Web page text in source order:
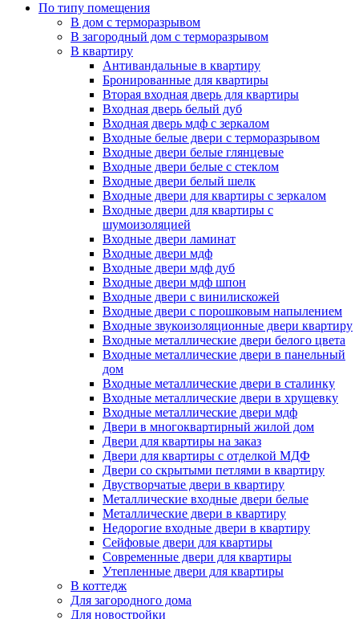
По типу помещения
В дом с терморазрывом
В загородный дом с терморазрывом
В квартиру
Антивандальные в квартиру
Бронированные для квартиры
Вторая входная дверь для квартиры
Входная дверь белый дуб
Входная дверь мдф с зеркалом
Входные белые двери с терморазрывом
Входные двери белые глянцевые
Входные двери белые с стеклом
Входные двери белый шелк
Входные двери для квартиры с зеркалом
Входные двери для квартиры с
шумоизоляцией
Входные двери ламинат
Входные двери мдф
Входные двери мдф дуб
Входные двери мдф шпон
Входные двери с винилискожей
Входные двери с порошковым напылением
Входные звукоизоляционные двери квартиру
Входные металлические двери белого цвета
Входные металлические двери в панельный
дом
Входные металлические двери в сталинку
Входные металлические двери в хрущевку
Входные металлические двери мдф
Двери в многоквартирный жилой дом
Двери для квартиры на заказ
Двери для квартиры с отделкой МДФ
Двери со скрытыми петлями в квартиру
Двустворчатые двери в квартиру
Металлические входные двери белые
Металлические двери в квартиру
Недорогие входные двери в квартиру
Сейфовые двери для квартиры
Современные двери для квартиры
Утепленные двери для квартиры
В коттедж
Для загородного дома
Для новостройки